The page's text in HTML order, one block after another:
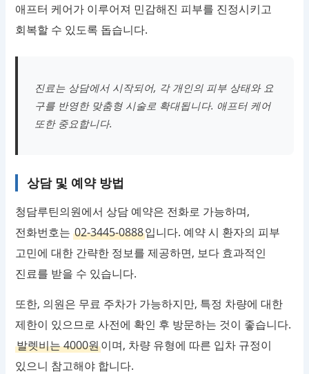
애프터 케어가 이루어져 민감해진 피부를 진정시키고
회복할 수 있도록 돕습니다.
진료는 상담에서 시작되어, 각 개인의 피부 상태와 요
구를 반영한 맞춤형 시술로 확대됩니다. 애프터 케어
또한 중요합니다.
상담 및 예약 방법
청담루틴의원에서 상담 예약은 전화로 가능하며,
전화번호는02-3445-0888입니다. 예약 시 환자의 피부
고민에 대한 간략한 정보를 제공하면, 보다 효과적인
진료를 받을 수 있습니다.
또한, 의원은 무료 주차가 가능하지만, 특정 차량에 대한
제한이 있으므로 사전에 확인 후 방문하는 것이 좋습니다.
발렛비는 4000원이며, 차량 유형에 따른 입차 규정이
있으니 참고해야 합니다.